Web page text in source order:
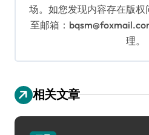
场。如您发现内容存在版
至邮箱：
理。
相关文章